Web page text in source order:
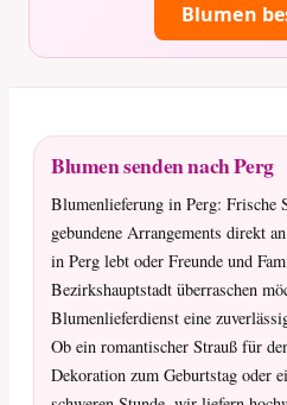
Blumen
Blumen senden nach Perg
Blumenlieferung in Perg: Frische
gebundene Arrangements direkt
in Perg lebt oder Freunde und
Bezirkshauptstadt überraschen
Blumenlieferdienst eine
Ob ein romantischer Strauß für
Dekoration zum Geburtstag oder